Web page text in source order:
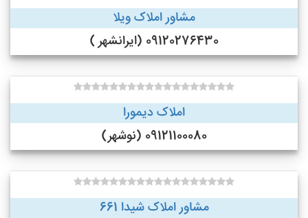
مشاور املاک ویلا
09120276430 (ایرانشهر )
املاک دیمورا
09121100080 (نوشهر)
مشاور املاک شیدا 661